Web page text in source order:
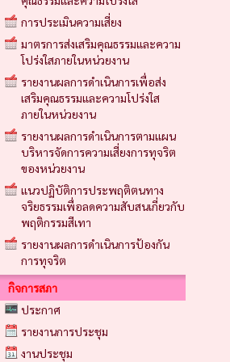
การประเมินความเสี่ยง
มาตรการส่งเสริมคุณธรรมและความ
โปร่งใสภายในหน่วยงาน
รายงานผลการดำเนินการเพื่อส่ง
เสริมคุณธรรมและความโปร่งใส
ภายในหน่วยงาน
รายงานผลการดำเนินการตามแผน
บริหารจัดการความเสี่ยงการทุจริต
ของหน่วยงาน
แนวปฏิบัติการประพฤติตนทาง
จริยธรรมเพื่อลดความสับสนเกี่ยวกับ
พฤติกรรมสีเทา
รายงานผลการดำเนินการป้องกัน
การทุจริต
กิจการสภา
ประกาศ
รายงานการประชุม
งานประชุม